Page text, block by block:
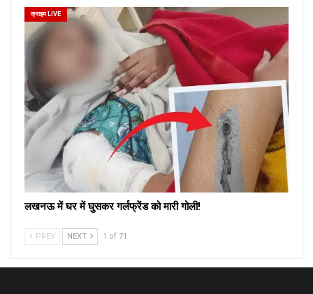
क्राइम LIVE
लखनऊ में घर में घुसकर गर्लफ्रेंड को मारी गोली!
PREV NEXT 1 of 71